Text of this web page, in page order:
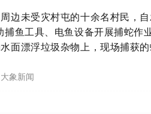
边未受灾村屯的十余名村民，
捕鱼工具、电鱼设备开展捕蛇
面漂浮垃圾杂物上，现场捕获
象新闻